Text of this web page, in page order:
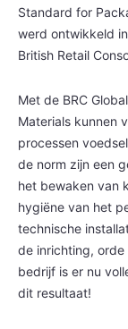
Standard for
werd ontwikkeld
British Retail
Met de BRC
Materials kunnen
processen
de norm zijn een
het bewaken van
hygiëne van het
technische
de inrichting,
bedrijf is er nu
dit resultaat!